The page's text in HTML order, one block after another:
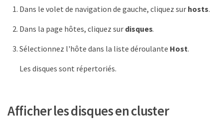
Dans le volet de navigation de gauche, cliquez sur hosts.
Dans la page hôtes, cliquez sur disques.
Sélectionnez l'hôte dans la liste déroulante Host.
Les disques sont répertoriés.
Afficher les disques en cluster